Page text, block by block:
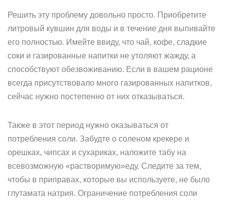
Решить эту проблему довольно просто. Приобретите
литровый кувшин для воды и в течение дня выпивайте
его полностью. Имейте ввиду, что чай, кофе, сладкие
соки и газированные напитки не утоляют жажду, а
способствуют обезвоживанию. Если в вашем рационе
всегда присутствовало много газированных напитков,
сейчас нужно постепенно от них отказываться.
Также в этот период нужно оказываться от
потребления соли. Забудте о соленом крекере и
орешках, чипсах и сухариках, наложите табу на
всевозможную «растворимую»еду. Следите за тем,
чтобы в приправах, которые вы используете, не было
глутамата натрия. Ограничение потребления соли